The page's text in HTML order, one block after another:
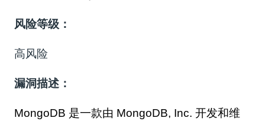
风险等级：
高风险
漏洞描述：
MongoDB 是一款由 MongoDB, Inc. 开发和维